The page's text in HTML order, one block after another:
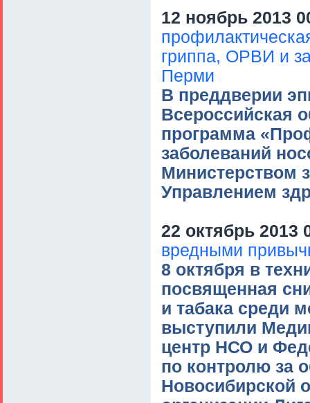
12 ноябрь 2013
гриппа, ОРВИ и
Перми
В преддверии
Всероссийская
программа
заболеваний
Министерством
Управлением
22 октябрь 2013
вредными
8 октября в
посвященная
и табака среди
выступили
центр НСО и
по контролю за
Новосибирской